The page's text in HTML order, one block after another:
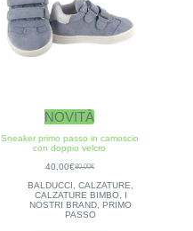
NOVITÀ
Sneaker primo passo in camoscio
con doppio velcro
80,00€
40,00€
BALDUCCI ,CALZATURE,
CALZATURE BIMBO,
NOSTRI BRAND, PRIMO
PASSO